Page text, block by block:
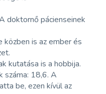
doktornő pácienseinek
is az ember és
kutatása is a hobbija.
száma: 18,6. A
be, ezen kívül az